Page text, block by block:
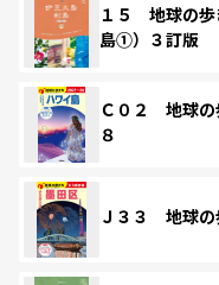
１５ 地球の
島①）３訂版
Ｃ０２ 地球
８
Ｊ３３ 地球